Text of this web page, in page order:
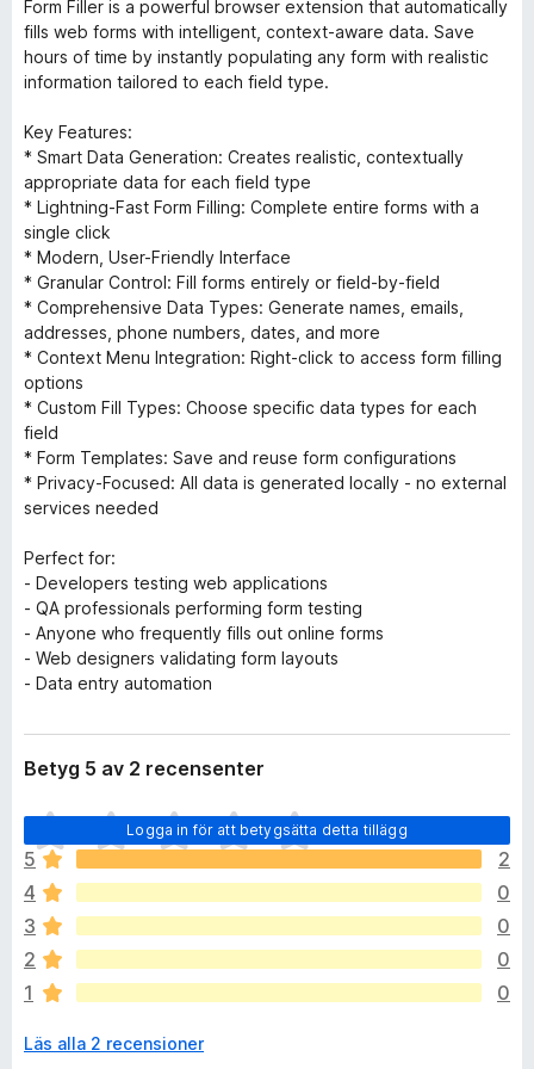
Form Filler is a powerful browser extension that automatically
fills web forms with intelligent, context-aware data. Save
hours of time by instantly populating any form with realistic
information tailored to each field type.
Key Features:
* Smart Data Generation: Creates realistic, contextually
appropriate data for each field type
* Lightning-Fast Form Filling: Complete entire forms with a
single click
* Modern, User-Friendly Interface
* Granular Control: Fill forms entirely or field-by-field
* Comprehensive Data Types: Generate names, emails,
addresses, phone numbers, dates, and more
* Context Menu Integration: Right-click to access form filling
options
* Custom Fill Types: Choose specific data types for each
field
* Form Templates: Save and reuse form configurations
* Privacy-Focused: All data is generated locally - no external
services needed
Perfect for:
- Developers testing web applications
- QA professionals performing form testing
- Anyone who frequently fills out online forms
- Web designers validating form layouts
- Data entry automation
Betyg 5 av 2 recensenter
Logga in för att betygsätta detta tillägg
D
e
t
f
i
n
n
s
n
5
2
4
0
3
0
2
0
1
0
Läs alla 2 recensioner